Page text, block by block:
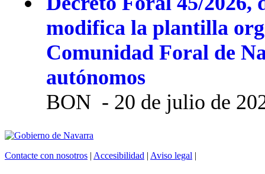
modifica la plantilla
Comunidad Foral de
autónomos
BON - 20 de julio de
Contacte con nosotros | Accesibilidad | Aviso legal |